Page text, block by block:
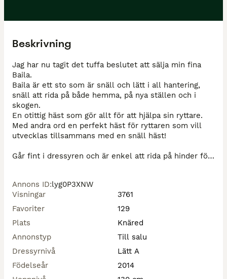
Beskrivning
Jag har nu tagit det tuffa beslutet att sälja min fina
Baila.
Baila är ett sto som är snäll och lätt i all hantering,
snäll att rida på både hemma, på nya ställen och i
skogen.
En otittig häst som gör allt för att hjälpa sin ryttare.
Med andra ord en perfekt häst för ryttaren som vill
utvecklas tillsammans med en snäll häst!
Går fint i dressyren och är enkel att rida på hinder för
Har med mig tävlat upp till 1,30 felfritt, men har
senaste tiden tävlat lite lägre klasser. Säljes som
om att rida 1,30 eller pusha henne på tävling.
För mer info och filmer hör av er till mig på
0727353484!
Annons ID:lyg0P3XNW
Visningar
3761
Favoriter
129
Plats
Knäred
Annonstyp
Till salu
Dressyrnivå
Lätt A
Födelseår
2014